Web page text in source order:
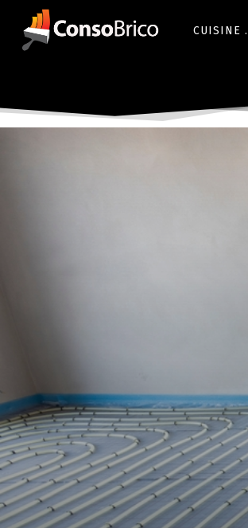
CUISINE .